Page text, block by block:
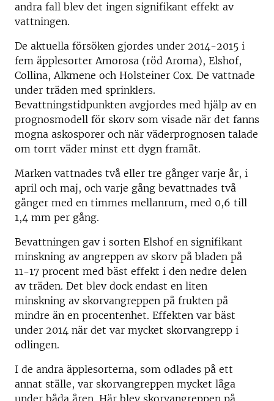
andra fall blev det ingen signifikant effekt av
vattningen.
De aktuella försöken gjordes under 2014-2015 i
fem äpplesorter Amorosa (röd Aroma), Elshof,
Collina, Alkmene och Holsteiner Cox. De vattnade
under träden med sprinklers.
Bevattningstidpunkten avgjordes med hjälp av en
prognosmodell för skorv som visade när det fanns
mogna askosporer och när väderprognosen talade
om torrt väder minst ett dygn framåt.
Marken vattnades två eller tre gånger varje år, i
april och maj, och varje gång bevattnades två
gånger med en timmes mellanrum, med 0,6 till
1,4 mm per gång.
Bevattningen gav i sorten Elshof en signifikant
minskning av angreppen av skorv på bladen på
11-17 procent med bäst effekt i den nedre delen
av träden. Det blev dock endast en liten
minskning av skorvangreppen på frukten på
mindre än en procentenhet. Effekten var bäst
under 2014 när det var mycket skorvangrepp i
odlingen.
I de andra äpplesorterna, som odlades på ett
annat ställe, var skorvangreppen mycket låga
under båda åren. Här blev skorvangreppen på